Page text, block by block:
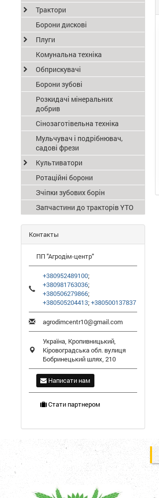
Трактори
Борони дискові
Плуги
Комунальна техніка
Обприскувачі
Борони зубові
Розкидачі мінеральних
добрив
Сінозаготівельна техніка
Мульчувач і подрібнювач,
садові фрези
Культиватори
Ротаційні борони
Зчіпки зубових борін
Запчастини до тракторів YTO
Контакты
ПП "Агродім-центр"
+380952489100;
+380981763036;
+380506279866;
+380505204413;+380500137837
agrodimcentr10@gmail.com
Україна, Кропивницький,
Кіровоградська обл. вулиця
Бобринецький шлях, 210
Написати нам
Стати партнером